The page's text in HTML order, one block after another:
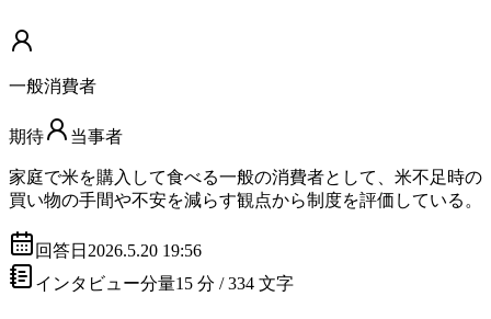
一般消費者
期待 当事者
家庭で米を購入して食べる一般の消費者として、米不足時の
買い物の手間や不安を減らす観点から制度を評価している。
回答日 2026.5.20 19:56
インタビュー分量15 分 /334 文字